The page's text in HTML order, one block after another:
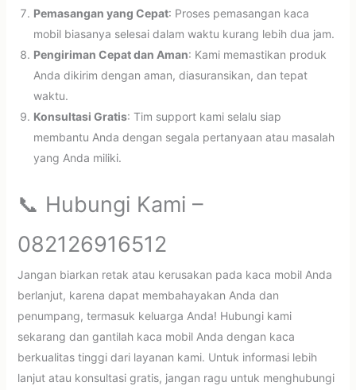
Pemasangan yang Cepat: Proses pemasangan kaca
mobil biasanya selesai dalam waktu kurang lebih dua jam.
Pengiriman Cepat dan Aman: Kami memastikan produk
Anda dikirim dengan aman, diasuransikan, dan tepat
waktu.
Konsultasi Gratis: Tim support kami selalu siap
membantu Anda dengan segala pertanyaan atau masalah
yang Anda miliki.
📞 Hubungi Kami –
082126916512
Jangan biarkan retak atau kerusakan pada kaca mobil Anda
berlanjut, karena dapat membahayakan Anda dan
penumpang, termasuk keluarga Anda! Hubungi kami
sekarang dan gantilah kaca mobil Anda dengan kaca
berkualitas tinggi dari layanan kami. Untuk informasi lebih
lanjut atau konsultasi gratis, jangan ragu untuk menghubungi